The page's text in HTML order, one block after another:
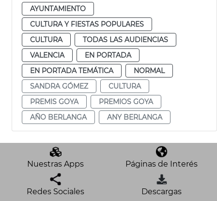
AYUNTAMIENTO
CULTURA Y FIESTAS POPULARES
CULTURA
TODAS LAS AUDIENCIAS
VALENCIA
EN PORTADA
EN PORTADA TEMÁTICA
NORMAL
SANDRA GÓMEZ
CULTURA
PREMIS GOYA
PREMIOS GOYA
AÑO BERLANGA
ANY BERLANGA
Nuestras Apps Páginas de Interés
Redes Sociales Descargas